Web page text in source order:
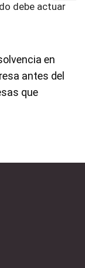
debe actuar
en
antes del
que